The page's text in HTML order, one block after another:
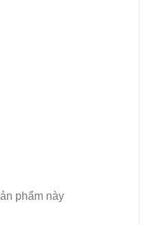
phẩm này